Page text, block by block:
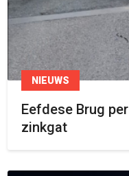
NIEUWS
Eefdese Brug
zinkgat